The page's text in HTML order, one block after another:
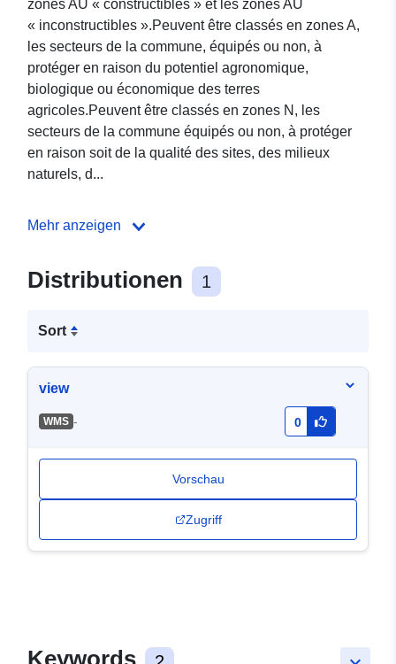
zones AU « constructibles » et les zones AU
« inconstructibles ».Peuvent être classés en zones A,
les secteurs de la commune, équipés ou non, à
protéger en raison du potentiel agronomique,
biologique ou économique des terres
agricoles.Peuvent être classés en zones N, les
secteurs de la commune équipés ou non, à protéger
en raison soit de la qualité des sites, des milieux
naturels, d...
Mehr anzeigen
Distributionen 1
Sort
view
WMS - 0
Vorschau
Zugriff